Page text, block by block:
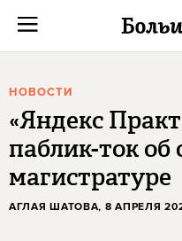
НОВОСТИ
«Яндекс
паблик-ток об
магистратуре
АГЛАЯ ШАТОВА, 8 АПРЕЛЯ